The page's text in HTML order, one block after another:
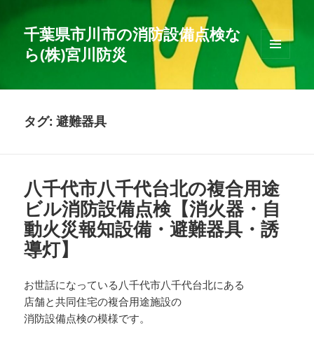
千葉県市川市の消防設備点検な
ら(株)宮川防災
メニュ
ィジェ
タグ:避難器具
八千代市八千代台北の複合用途
ビル消防設備点検【消火器・自
動火災報知設備・避難器具・誘
導灯】
お世話になっている八千代市八千代台北にある
店舗と共同住宅の複合用途施設の
消防設備点検の模様です。